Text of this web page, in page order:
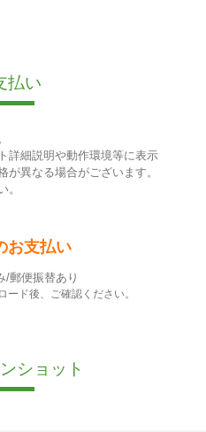
払い
詳細説明や動作環境等に表示
が異なる場合がございます。
。
お支払い
/郵便振替あり
ド後、ご確認ください。
ショット